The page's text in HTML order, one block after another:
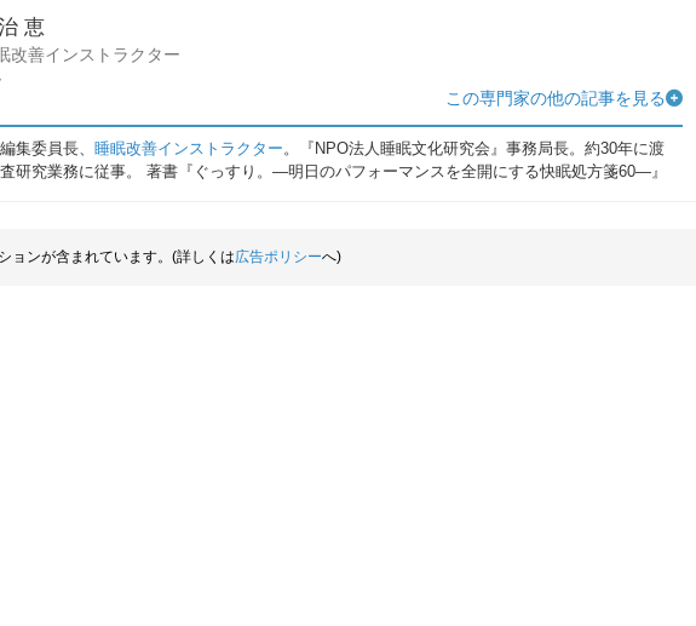
恵
改善インストラクター
この専門家の他の記事を見る
集委員長、 睡眠改善インストラクター 。『NPO法人睡眠文化研究会』事務局長。約30年に渡
研究業務に従事。 著書『ぐっすり。―明日のパフォーマンスを全開にする快眠処方箋60―』
ョンが含まれています。(詳しくは広告ポリシーへ)